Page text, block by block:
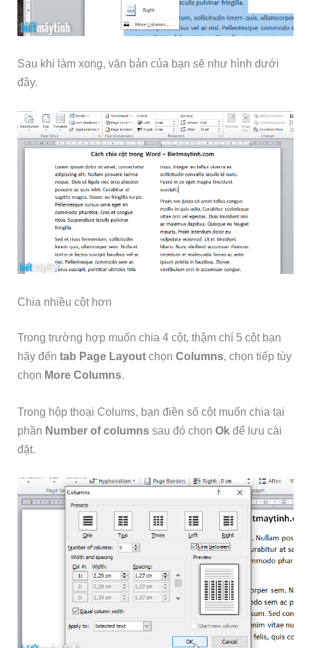
Sau khi làm xong, văn bản của bạn sẽ như hình dưới
đây.
Chia nhiều cột hơn
Trong trường hợp muốn chia 4 cột, thậm chí 5 cột bạn
hãy đếntab Page Layout chọnColumns, chọn tiếp tùy
chọn More Columns.
Trong hộp thoại Colums, bạn điền số cột muốn chia tại
phần Number of columns sau đó chọnOk để lưu cài
đặt.